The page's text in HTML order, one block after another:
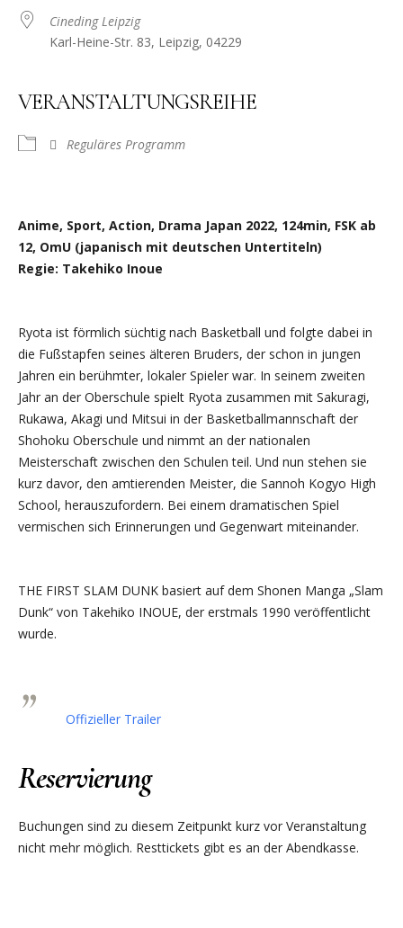
Cineding Leipzig
Karl-Heine-Str. 83, Leipzig, 04229
VERANSTALTUNGSREIHE
Reguläres Programm
Anime, Sport, Action, Drama Japan 2022, 124min, FSK ab
12, OmU (japanisch mit deutschen Untertiteln)
Regie: Takehiko Inoue
Ryota ist förmlich süchtig nach Basketball und folgte dabei in
die Fußstapfen seines älteren Bruders, der schon in jungen
Jahren ein berühmter, lokaler Spieler war. In seinem zweiten
Jahr an der Oberschule spielt Ryota zusammen mit Sakuragi,
Rukawa, Akagi und Mitsui in der Basketballmannschaft der
Shohoku Oberschule und nimmt an der nationalen
Meisterschaft zwischen den Schulen teil. Und nun stehen sie
kurz davor, den amtierenden Meister, die Sannoh Kogyo High
School, herauszufordern. Bei einem dramatischen Spiel
vermischen sich Erinnerungen und Gegenwart miteinander.
THE FIRST SLAM DUNK basiert auf dem Shonen Manga „Slam
Dunk“ von Takehiko INOUE, der erstmals 1990 veröffentlicht
wurde.
Offizieller Trailer
Reservierung
Buchungen sind zu diesem Zeitpunkt kurz vor Veranstaltung
nicht mehr möglich. Resttickets gibt es an der Abendkasse.